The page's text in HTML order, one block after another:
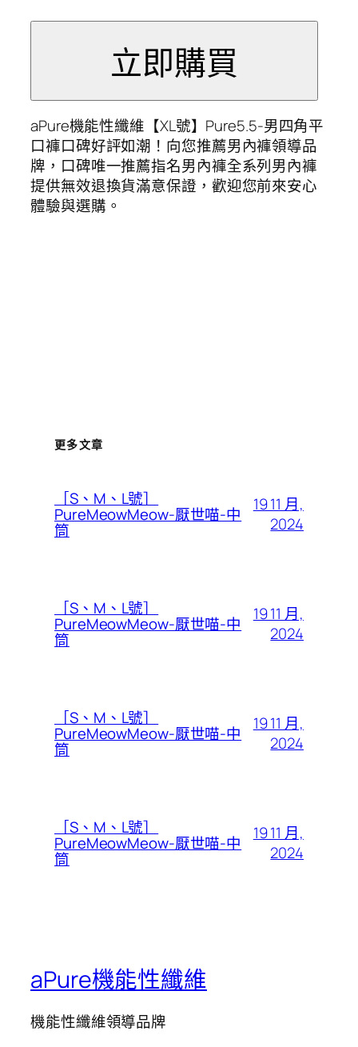
aPure機能性纖維【XL號】Pure5.5-男四角平
口褲口碑好評如潮！向您推薦男內褲領導品
牌，口碑唯一推薦指名男內褲全系列男內褲
提供無效退換貨滿意保證，歡迎您前來安心
體驗與選購。
更多文章
［S、M、L號］
PureMeowMeow-厭世喵-中
筒
19 11 月,
2024
［S、M、L號］
PureMeowMeow-厭世喵-中
筒
19 11 月,
2024
［S、M、L號］
PureMeowMeow-厭世喵-中
筒
19 11 月,
2024
［S、M、L號］
PureMeowMeow-厭世喵-中
筒
19 11 月,
2024
aPure機能性纖維
機能性纖維領導品牌